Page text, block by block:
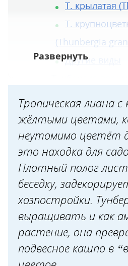
Т. крылатая
Т.
(Thunbergia
Другие виды
Посев семян
Уход за
Высадка
Выбор места
Защита от
вредителей
Зимовка
Тропическая лиана
жёлтыми цветами,
неутомимо цветёт
это находка для
Плотный полог
беседку,
хозпостройки.
выращивать и как
растение, она
подвесное кашпо в